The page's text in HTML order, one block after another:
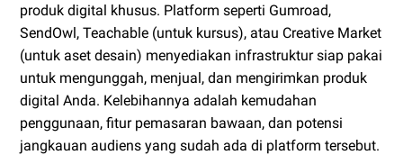
produk digital khusus. Platform seperti Gumroad,
SendOwl, Teachable (untuk kursus), atau Creative Market
(untuk aset desain) menyediakan infrastruktur siap pakai
untuk mengunggah, menjual, dan mengirimkan produk
digital Anda. Kelebihannya adalah kemudahan
penggunaan, fitur pemasaran bawaan, dan potensi
jangkauan audiens yang sudah ada di platform tersebut.